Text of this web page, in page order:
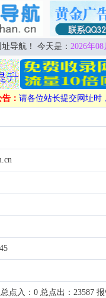
导航！ 今天是： 2026年
告： 请各位站长提交网址时
点入：0 总点出：23587 报